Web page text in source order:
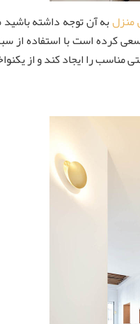
منزلبه آن توجه داشته
کرده است با استفاده
را ایجاد کند و از